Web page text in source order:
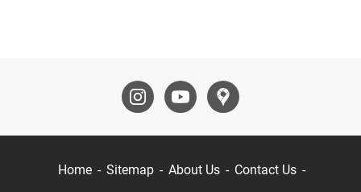
Home Sitemap About Us
Contact Us